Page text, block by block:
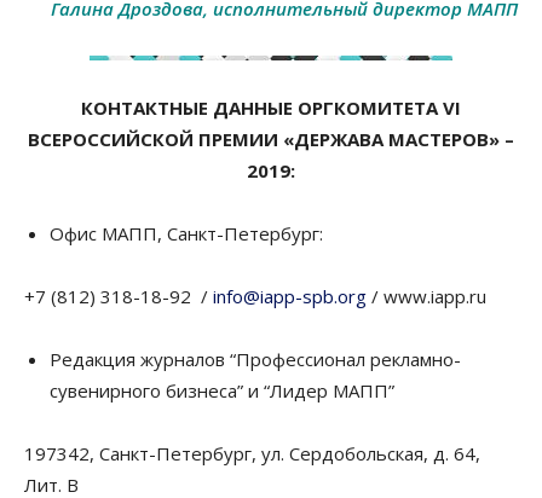
Галина Дроздова, исполнительный директор МАПП
КОНТАКТНЫЕ ДАННЫЕ ОРГКОМИТЕТА VI
ВСЕРОССИЙСКОЙ ПРЕМИИ «ДЕРЖАВА МАСТЕРОВ» –
2019:
Офис МАПП, Санкт-Петербург:
+7 (812) 318-18-92 / info@iapp-spb.org / www.iapp.ru
Редакция журналов “Профессионал рекламно-
сувенирного бизнеса” и “Лидер МАПП”
197342, Санкт-Петербург, ул. Сердобольская, д. 64,
Лит. В